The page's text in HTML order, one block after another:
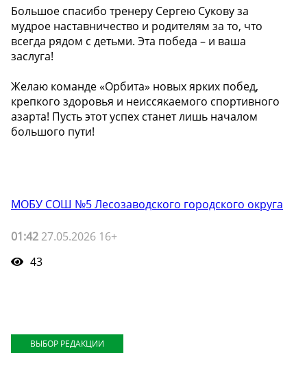
Большое спасибо тренеру Сергею Сукову за
мудрое наставничество и родителям за то, что
всегда рядом с детьми. Эта победа – и ваша
заслуга!
Желаю команде «Орбита» новых ярких побед,
крепкого здоровья и неиссякаемого спортивного
азарта! Пусть этот успех станет лишь началом
большого пути!
МОБУ СОШ №5 Лесозаводского городского округа
01:42 27.05.2026 16+
43
ВЫБОР РЕДАКЦИИ